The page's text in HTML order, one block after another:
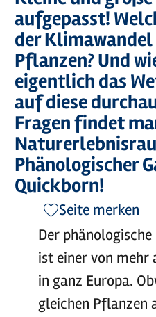
aufgepasst!
der
Pflanzen? Und
eigentlich das
auf diese
Fragen findet
Phänologischer
Quickborn!
Seite merken
Der
ist einer von mehr
in ganz Europa.
gleichen Pflanzen